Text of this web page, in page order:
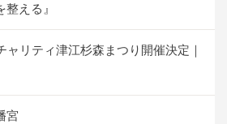
整える』
ャリティ津江杉森まつり開催決定｜
宮